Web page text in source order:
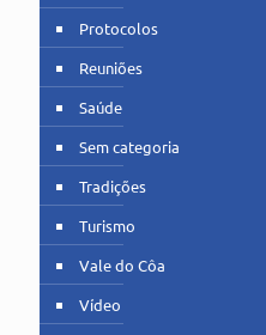
Protocolos
Reuniões
Saúde
Sem categoria
Tradições
Turismo
Vale do Côa
Vídeo